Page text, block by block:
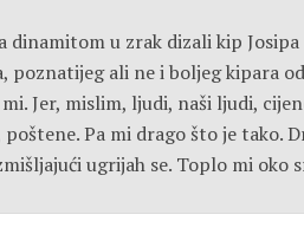
dinamitom u zrak dizali kip Josipa
poznatijeg ali ne i boljeg kipara od
Jer, mislim, ljudi, naši ljudi,
Pa mi drago što je tako.
ugrijah se. Toplo mi oko